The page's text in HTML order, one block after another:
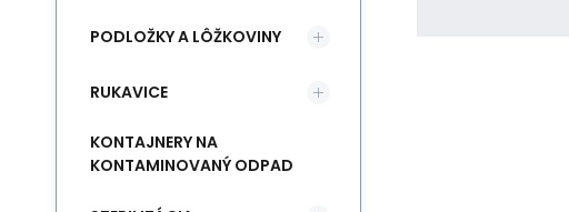
PODLOŽKY A LÔŽKOVINY
RUKAVICE
KONTAJNERY NA
KONTAMINOVANÝ ODPAD